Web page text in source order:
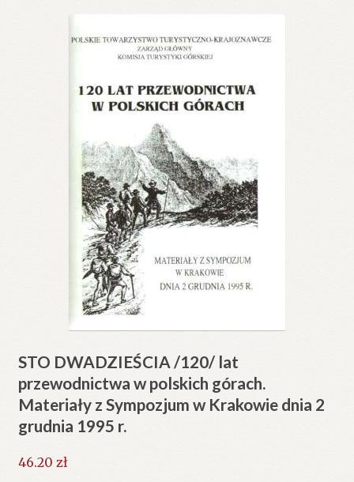
STO DWADZIEŚCIA /120/ lat
przewodnictwa w polskich górach.
Materiały z Sympozjum w Krakowie dnia 2
grudnia 1995 r.
46.20 zł